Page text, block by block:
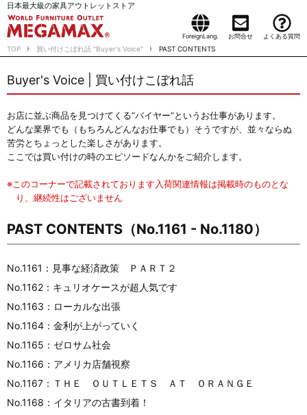
日本最大級の家具アウトレットストア
ForeignLang. お問合せ よくある質問
TOP 買い付けこぼれ話 "Buyer's Voice" PAST CONTENTS
Buyer's Voice | 買い付けこぼれ話
お店に並ぶ商品を見つけてくる“バイヤー”というお仕事があります。
どんな業界でも（もちろんどんなお仕事でも）そうですが、並々ならぬ
苦労とちょっとした楽しさがあります。
ここでは買い付けの時のエピソードなんかをご紹介します。
※このコーナーで記載されております入荷関連情報は掲載時のものとな
り、継続性はございません
PAST CONTENTS（No.1161 - No.1180）
No.1161：見事な経済政策 ＰＡＲＴ２
No.1162：キュリオケースが超人気です
No.1163：ローカルな出張
No.1164：金利が上がっていく
No.1165：ゼロサム社会
No.1166：アメリカ店舗視察
No.1167：ＴＨＥ ＯＵＴＬＥＴＳ ＡＴ ＯＲＡＮＧＥ
No.1168：イタリアの古書到着！